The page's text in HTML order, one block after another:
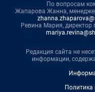
По вопросам
Жапарова Жанна,
Ревина Мария,
Редакция сайта не
информации,
Политика